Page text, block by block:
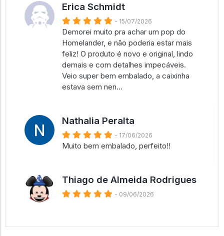
Erica Schmidt
- 15/07/2026
Demorei muito pra achar um pop do
Homelander, e não poderia estar mais
feliz! O produto é novo e original, lindo
demais e com detalhes impecáveis.
Veio super bem embalado, a caixinha
estava sem nen...
Nathalia Peralta
- 17/06/2026
Muito bem embalado, perfeito!!
Thiago de Almeida Rodrigues
- 09/06/2026